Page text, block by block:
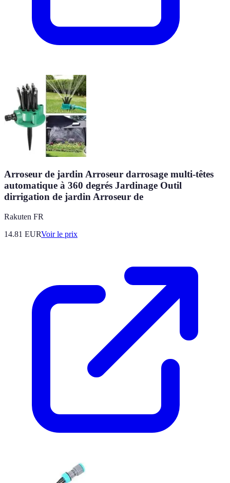
Arroseur de jardin Arroseur darrosage multi-têtes
automatique à 360 degrés Jardinage Outil
dirrigation de jardin Arroseur de
Rakuten FR
14.81 EURVoir le prix